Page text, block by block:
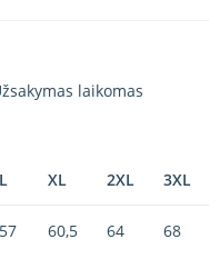
laikomas
L XL 2XL 3XL
57 60,5 64 68